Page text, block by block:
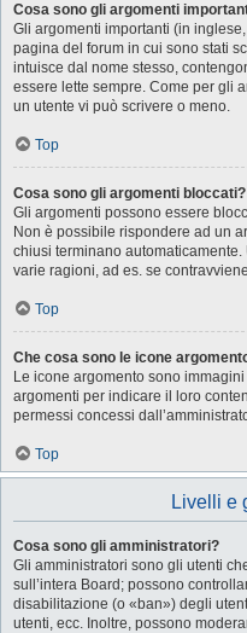
Cosa sono gli argomenti
Gli argomenti importanti (in
pagina del forum in cui sono stati
intuisce dal nome stesso,
essere lette sempre. Come per gli
un utente vi può scrivere o meno.
Top
Cosa sono gli argomenti bloccati?
Gli argomenti possono essere
Non è possibile rispondere ad un
chiusi terminano
varie ragioni, ad es. se
Top
Che cosa sono le icone
Le icone argomento sono
argomenti per indicare il loro
permessi concessi
Top
Livelli e
Cosa sono gli amministratori?
Gli amministratori sono gli utenti
sull’intera Board; possono
disabilitazione (o «ban») degli
utenti, ecc. Inoltre, possono